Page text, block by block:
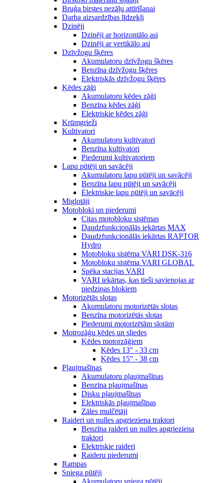
Bruģa birstes nezāļu attīrīšanai
Darba aizsardzības līdzekļi
Dzinēji
Dzinēji ar horizontālo asi
Dzinēji ar vertikālo asi
Dzīvžogu šķēres
Akumulatoru dzīvžogu šķēres
Benzīna dzīvžogu šķēres
Elektriskās dzīvžogu šķēres
Ķēdes zāģi
Akumulatoru ķēdes zāģi
Benzīna ķēdes zāģi
Elektriskie ķēdes zāģi
Krūmgrieži
Kultivatori
Akumulatoru kultivatori
Benzīna kultivatori
Piederumi kultivatoriem
Lapu pūtēji un savācēji
Akumulatoru lapu pūtēji un savācēji
Benzīna lapu pūtēji un savācēji
Elektriskie lapu pūtēji un savācēji
Miglotāji
Motobloki un piederumi
Citas motobloku sistēmas
Daudzfunkcionālās iekārtas MAX
Daudzfunkcionālās iekārtas RAPTOR
Hydro
Motobloku sistēma VARI DSK-316
Motobloku sistēma VARI GLOBAL
Spēka stacijas VARI
VARI iekārtas, kas tieši savienojas ar
piedziņas blokiem
Motorizētās slotas
Akumulatoru motorizētās slotas
Benzīna motorizētās slotas
Piederumi motorizētām slotām
Motrozāģu ķēdes un sliedes
Ķēdes motorzāģiem
Ķēdes 13" - 33 cm
Ķēdes 15" - 38 cm
Pļaujmašīnas
Akumulatoru pļaujmašīnas
Benzīna pļaujmašīnas
Disku pļaujmašīnas
Elektriskās pļaujmašīnas
Zāles mulčētāji
Raideri un nulles apgrieziena traktori
Benzīna raideri un nulles apgrieziena
traktori
Elektriskie raideri
Raideru piederumi
Rampas
Sniega pūtēji
Akumulatoru sniega pūtēji